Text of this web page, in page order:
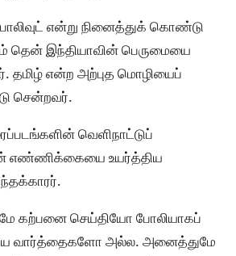
என்று நினைத்துக் கொண்டு
தென் இந்தியாவின் பெருமையை
தமிழ் என்ற அற்புத மொழியைப்
சென்றவர்.
வெளிநாட்டுப்
எண்ணிக்கையை உயர்த்திய
கற்பனை செய்தியோ போலியாகப்
வார்த்தைகளோ அல்ல. அனைத்துமே